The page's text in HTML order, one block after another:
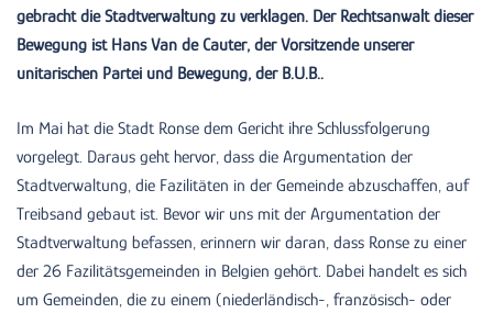
gebracht die Stadtverwaltung zu verklagen. Der Rechtsanwalt dieser
Bewegung ist Hans Van de Cauter, der Vorsitzende unserer
unitarischen Partei und Bewegung, der B.U.B..
Im Mai hat die Stadt Ronse dem Gericht ihre Schlussfolgerung
vorgelegt. Daraus geht hervor, dass die Argumentation der
Stadtverwaltung, die Fazilitäten in der Gemeinde abzuschaffen, auf
Treibsand gebaut ist. Bevor wir uns mit der Argumentation der
Stadtverwaltung befassen, erinnern wir daran, dass Ronse zu einer
der 26 Fazilitätsgemeinden in Belgien gehört. Dabei handelt es sich
um Gemeinden, die zu einem (niederländisch-, französisch- oder